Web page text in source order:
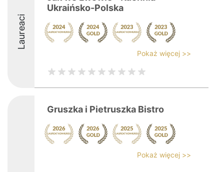
Laureaci
Ukraińsko-Polska
Pokaż więcej >>
Gruszka i Pietruszka Bistro
Pokaż więcej >>